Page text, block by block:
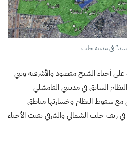
في مدينة حلب
أحياء الشيخ مقصود والأشرفية وبني
السابق في مدينتي القامشلي
مع سقوط النظام وخسارتها مناطق
ريف حلب الشمالي والشرقي بقيت الأحياء